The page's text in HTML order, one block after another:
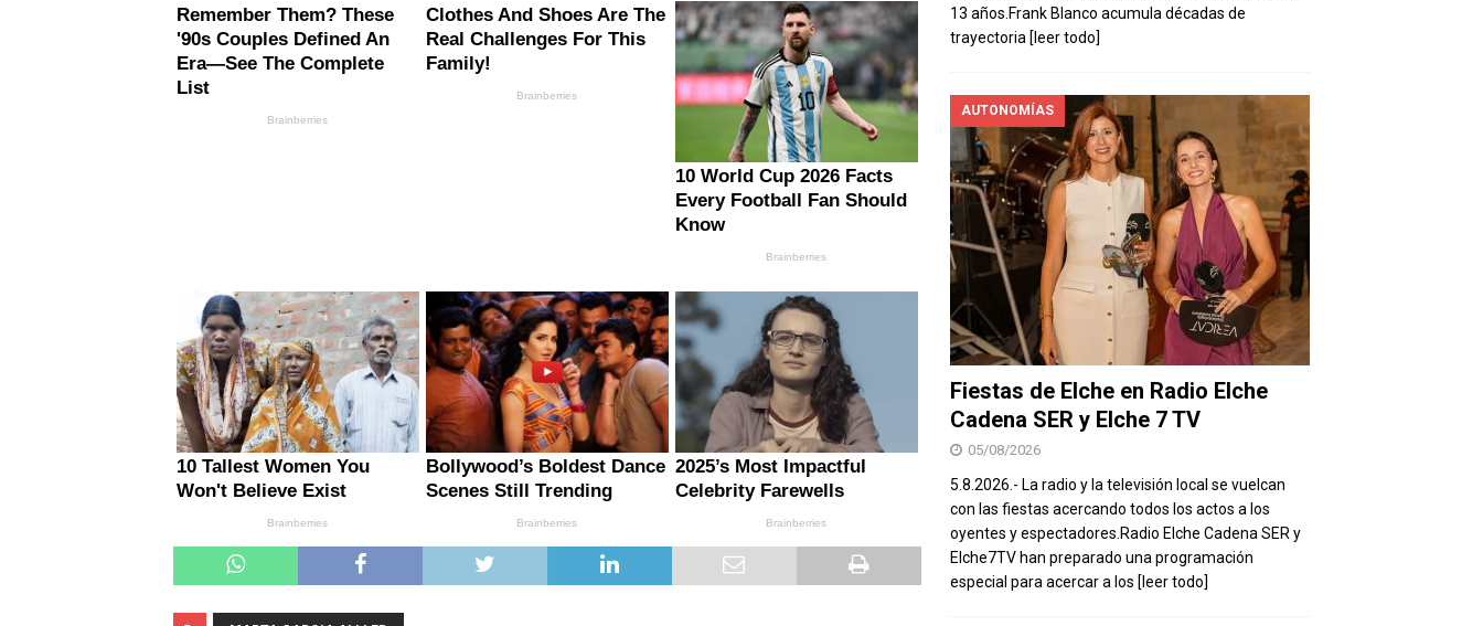
13 años.Frank Blanco acumula décadas de
trayectoria [leer todo]
AUTONOMÍAS
Fiestas de Elche en Radio Elche
Cadena SER y Elche 7 TV
05/08/2026
5.8.2026.- La radio y la televisión local se vuelcan
con las fiestas acercando todos los actos a los
oyentes y espectadores.Radio Elche Cadena SER y
Elche7TV han preparado una programación
especial para acercar a los [leer todo]